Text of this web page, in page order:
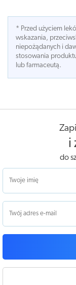
* Przed użyciem
wskazania,
niepożądanych i
stosowania
lub farmaceutą.
i
do